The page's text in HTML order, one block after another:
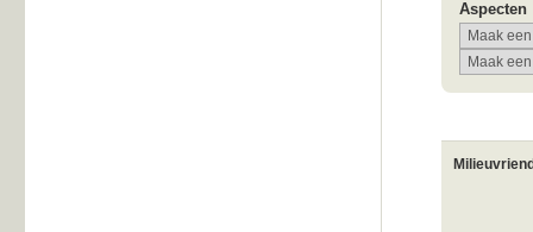
Aspecten